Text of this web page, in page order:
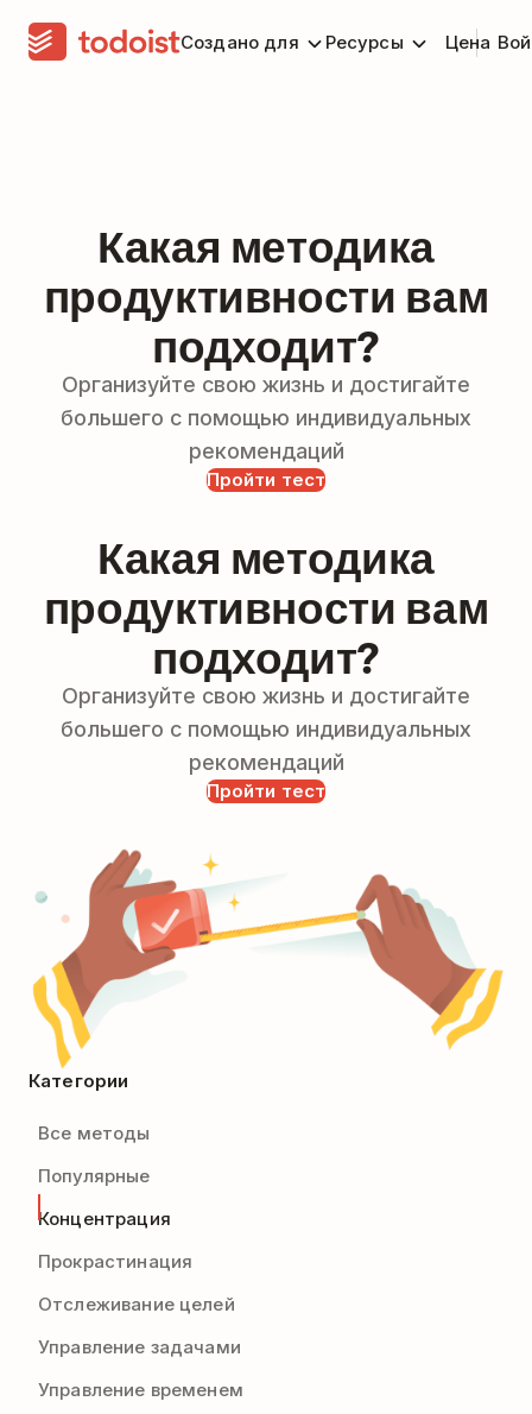
Создано для Ресурсы Цена
Какая методика
продуктивности вам
подходит?
Организуйте свою жизнь и достигайте
большего с помощью индивидуальных
рекомендаций
Пройти тест
Какая методика
продуктивности вам
подходит?
Организуйте свою жизнь и достигайте
большего с помощью индивидуальных
рекомендаций
Пройти тест
Категории
Все методы
Популярные
Концентрация
Прокрастинация
Отслеживание целей
Управление задачами
Управление временем